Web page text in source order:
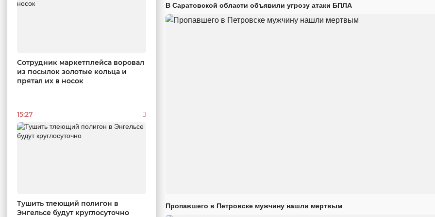
Сотрудник маркетплейса воровал
из посылок золотые кольца и
прятал их в носок
15:27
Тушить тлеющий полигон в
Энгельсе будут круглосуточно
В Саратовской области объявили угрозу атаки БПЛА
Пропавшего в Петровске мужчину нашли мертвым